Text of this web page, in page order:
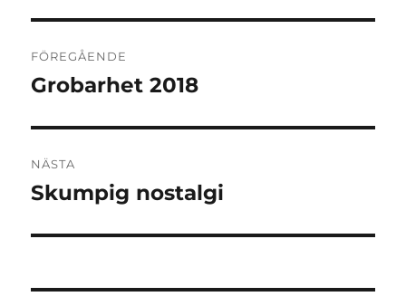
FÖREGÅENDE
Föregående
Grobarhet 2018
NÄSTA
Nästa
Skumpig nostalgi